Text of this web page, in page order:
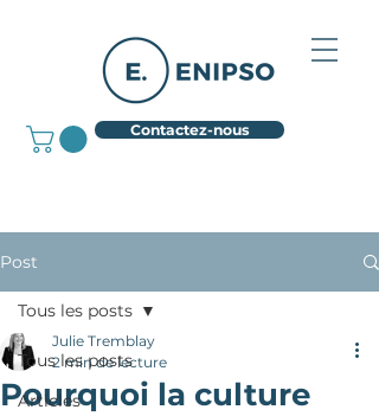
Contactez-nous
Post
Tous les posts
Articles
Tous les posts
Pourquoi la culture
Julie Tremblay
2 min de lecture